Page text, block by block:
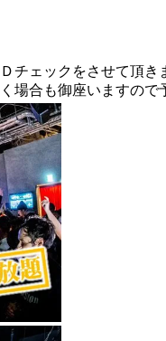
チェックをさせて頂
場合も御座いますので